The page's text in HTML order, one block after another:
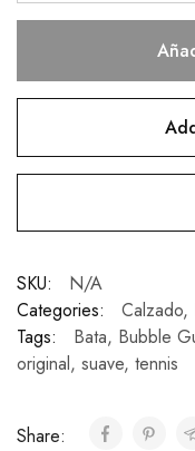
SKU:
N/A
Categories:
Calzado,
Tags:
Bata, Bubble
original, suave, tennis
Share: